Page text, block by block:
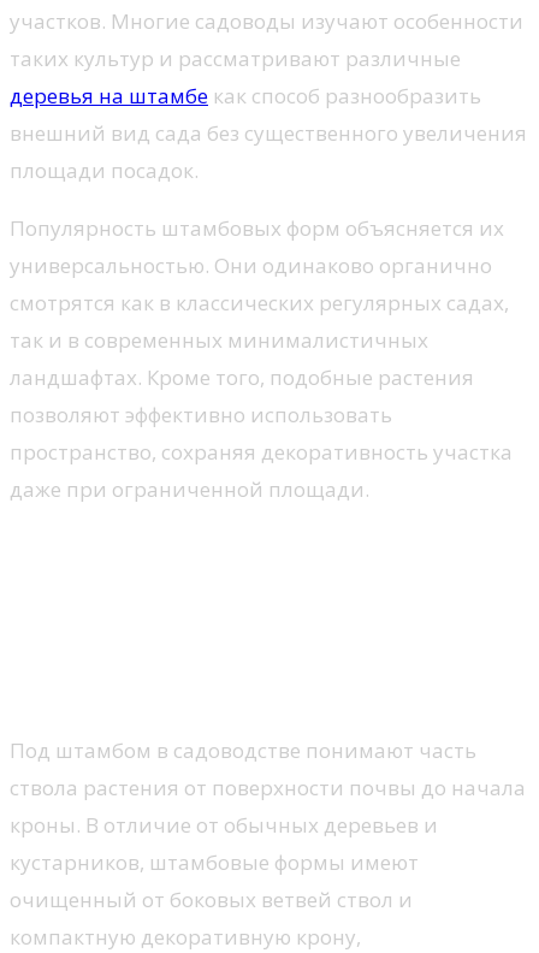
участков. Многие садоводы изучают особенности
таких культур и рассматривают различные
деревья на штамбе как способ разнообразить
внешний вид сада без существенного увеличения
площади посадок.
Популярность штамбовых форм объясняется их
универсальностью. Они одинаково органично
смотрятся как в классических регулярных садах,
так и в современных минималистичных
ландшафтах. Кроме того, подобные растения
позволяют эффективно использовать
пространство, сохраняя декоративность участка
даже при ограниченной площади.
Под штамбом в садоводстве понимают часть
ствола растения от поверхности почвы до начала
кроны. В отличие от обычных деревьев и
кустарников, штамбовые формы имеют
очищенный от боковых ветвей ствол и
компактную декоративную крону,